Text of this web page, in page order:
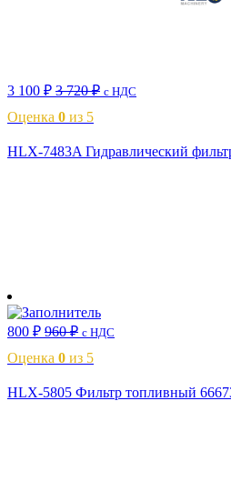
3 100 ₽ 3 720₽ с НДС
Оценка 0 из 5
HLX-7483A Гидравлический
800 ₽ 960₽ с НДС
Оценка 0 из 5
HLX-5805 Фильтр топливный